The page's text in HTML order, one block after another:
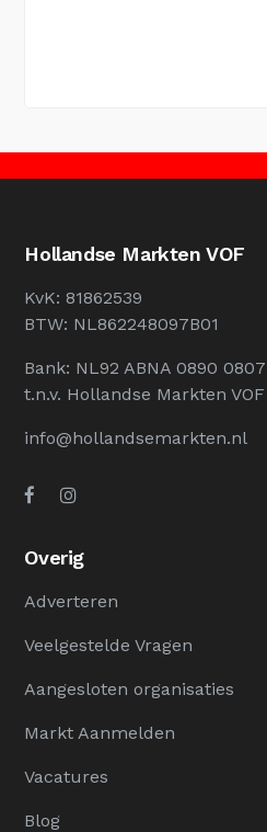
Hollandse Markten VOF
KvK: 81862539
BTW: NL862248097B01
Bank: NL92 ABNA 0890
t.n.v. Hollandse Markten VOF
info@hollandsemarkten.nl
Overig
Adverteren
Veelgestelde Vragen
Aangesloten organisaties
Markt Aanmelden
Vacatures
Blog